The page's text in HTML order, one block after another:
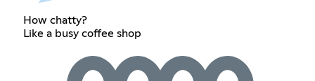
How chatty?
Like a busy coffee shop